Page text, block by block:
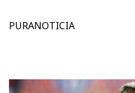
PURANOTICIA